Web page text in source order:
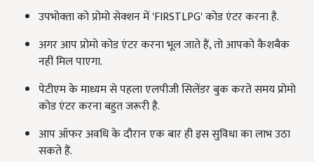
उपभोक्‍ता को प्रोमो सेक्‍शन में 'FIRSTLPG' कोड एंटर करना है.
अगर आप प्रोमो कोड एंटर करना भूल जाते हैं, तो आपको कैशबैक
नहीं मिल पाएगा.
पेटीएम के माध्यम से पहला एलपीजी सिलेंडर बुक करते समय प्रोमो
कोड एंटर करना बहुत जरूरी है.
आप ऑफर अवधि के दौरान एक बार ही इस सुविधा का लाभ उठा
सकते हैं.